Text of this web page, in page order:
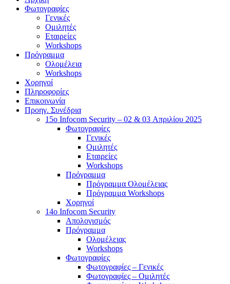
Φωτογραφίες
Γενικές
Ομιλητές
Εταιρείες
Workshops
Πρόγραμμα
Ολομέλεια
Workshops
Χορηγοί
Πληροφορίες
Επικοινωνία
Προηγ. Συνέδρια
15o Infocom Security – 02 & 03 Απριλίου 2025
Φωτογραφίες
Γενικές
Ομιλητές
Εταιρείες
Workshops
Πρόγραμμα
Πρόγραμμα Ολομέλειας
Πρόγραμμα Workshops
Χορηγοί
14o Infocom Security
Απολογισμός
Πρόγραμμα
Ολομέλειας
Workshops
Φωτογραφίες
Φωτογραφίες – Γενικές
Φωτογραφίες – Ομιλητές